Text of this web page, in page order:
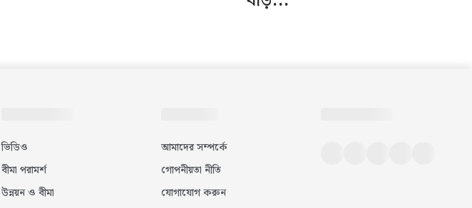
ভিডিও
বীমা পরামর্শ
উন্নয়ন ও বীমা
আমাদের সম্পর্কে
গোপনীয়তা নীতি
যোগাযোগ করুন